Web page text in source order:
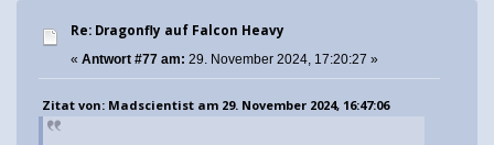
Re: Dragonfly auf Falcon Heavy
« Antwort #77 am: 29. November 2024, 17:20:27 »
Zitat von: Madscientist am 29. November 2024, 16:47:06